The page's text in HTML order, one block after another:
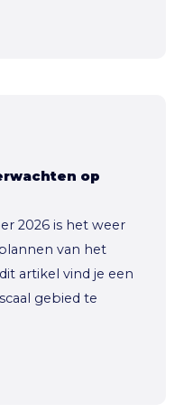
op
2026 is het weer
van het
artikel vind je een
gebied te